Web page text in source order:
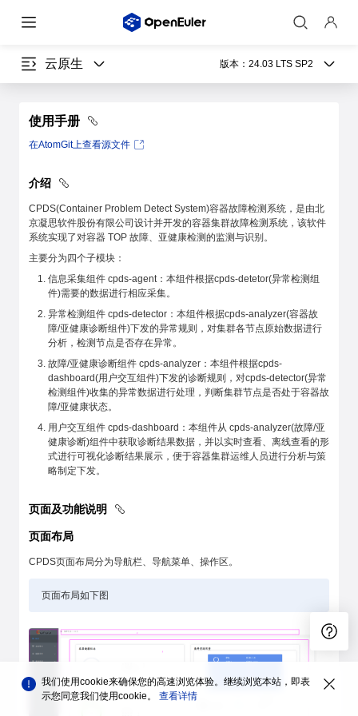
云原生 版本： 24.03 LTS SP2
使用手册
在AtomGit上查看源文件
介绍
CPDS(Container Problem Detect System)容器故障检测系统，是由北
京凝思软件股份有限公司设计并开发的容器集群故障检测系统，该软件
系统实现了对容器 TOP 故障、亚健康检测的监测与识别。
主要分为四个子模块：
信息采集组件 cpds-agent：本组件根据cpds-detetor(异常检测组
件)需要的数据进行相应采集。
异常检测组件 cpds-detector：本组件根据cpds-analyzer(容器故
障/亚健康诊断组件)下发的异常规则，对集群各节点原始数据进行
分析，检测节点是否存在异常。
故障/亚健康诊断组件 cpds-analyzer：本组件根据cpds-
dashboard(用户交互组件)下发的诊断规则，对cpds-detector(异常
检测组件)收集的异常数据进行处理，判断集群节点是否处于容器故
障/亚健康状态。
用户交互组件 cpds-dashboard：本组件从 cpds-analyzer(故障/亚
健康诊断)组件中获取诊断结果数据，并以实时查看、离线查看的形
式进行可视化诊断结果展示，便于容器集群运维人员进行分析与策
略制定下发。
页面及功能说明
页面布局
CPDS页面布局分为导航栏、导航菜单、操作区。
页面布局如下图
我们使用cookie来确保您的高速浏览体验。继续浏览本站，即表
示您同意我们使用cookie。 查看详情